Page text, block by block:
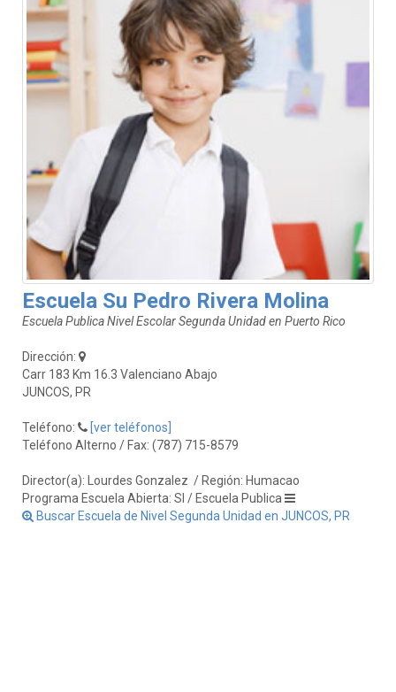
Escuela Su Pedro Rivera Molina
Escuela Publica Nivel Escolar Segunda Unidad en Puerto Rico
Dirección:
Carr 183 Km 16.3 Valenciano Abajo
JUNCOS, PR
Teléfono:
[ver teléfonos]
Teléfono Alterno / Fax: (787) 715-8579
Director(a): Lourdes Gonzalez / Región: Humacao
Programa Escuela Abierta: SI / Escuela Publica
Buscar Escuela de Nivel Segunda Unidad en JUNCOS, PR